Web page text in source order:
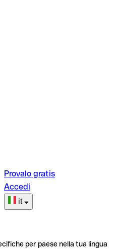
Provalo gratis
Accedi
it
per paese nella tua lingua